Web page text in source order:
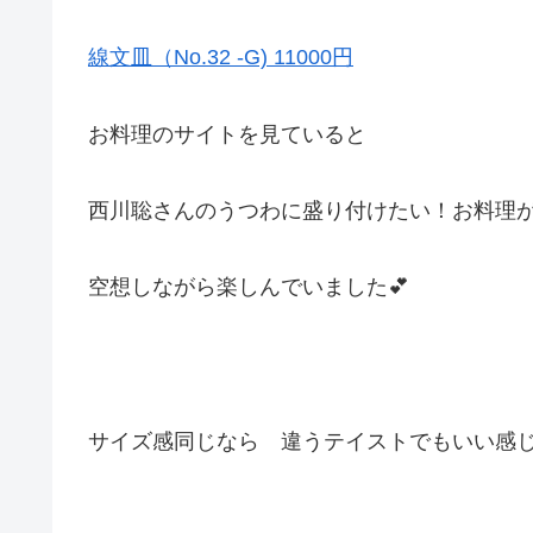
線文皿（No.32 -G) 11000円
お料理のサイトを見ていると
西川聡さんのうつわに盛り付けたい！お料理
空想しながら楽しんでいました💕
サイズ感同じなら 違うテイストでもいい感